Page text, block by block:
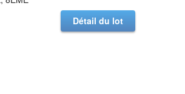
Détail du lot